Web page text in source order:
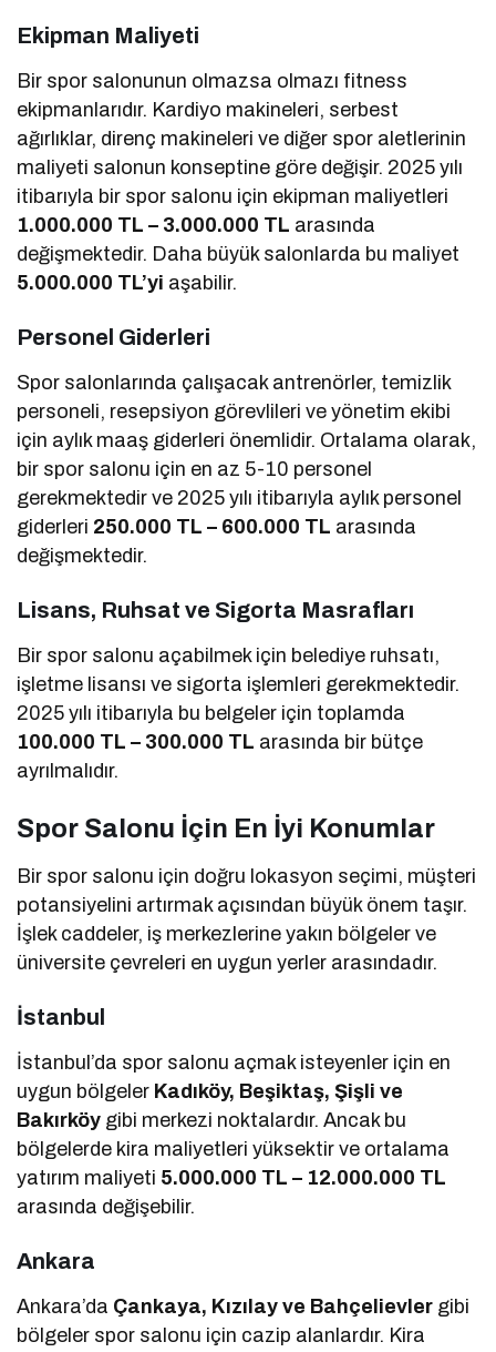
Ekipman Maliyeti
Bir spor salonunun olmazsa olmazı fitness
ekipmanlarıdır. Kardiyo makineleri, serbest
ağırlıklar, direnç makineleri ve diğer spor aletlerinin
maliyeti salonun konseptine göre değişir. 2025 yılı
itibarıyla bir spor salonu için ekipman maliyetleri
1.000.000 TL – 3.000.000 TL arasında
değişmektedir. Daha büyük salonlarda bu maliyet
5.000.000 TL’yi aşabilir.
Personel Giderleri
Spor salonlarında çalışacak antrenörler, temizlik
personeli, resepsiyon görevlileri ve yönetim ekibi
için aylık maaş giderleri önemlidir. Ortalama olarak,
bir spor salonu için en az 5-10 personel
gerekmektedir ve 2025 yılı itibarıyla aylık personel
giderleri 250.000 TL – 600.000 TL arasında
değişmektedir.
Lisans, Ruhsat ve Sigorta Masrafları
Bir spor salonu açabilmek için belediye ruhsatı,
işletme lisansı ve sigorta işlemleri gerekmektedir.
2025 yılı itibarıyla bu belgeler için toplamda
100.000 TL – 300.000 TL arasında bir bütçe
ayrılmalıdır.
Spor Salonu İçin En İyi Konumlar
Bir spor salonu için doğru lokasyon seçimi, müşteri
potansiyelini artırmak açısından büyük önem taşır.
İşlek caddeler, iş merkezlerine yakın bölgeler ve
üniversite çevreleri en uygun yerler arasındadır.
İstanbul
İstanbul’da spor salonu açmak isteyenler için en
uygun bölgeler Kadıköy, Beşiktaş, Şişli ve
Bakırköy gibi merkezi noktalardır. Ancak bu
bölgelerde kira maliyetleri yüksektir ve ortalama
yatırım maliyeti 5.000.000 TL – 12.000.000 TL
arasında değişebilir.
Ankara
Ankara’da Çankaya, Kızılay ve Bahçelievler gibi
bölgeler spor salonu için cazip alanlardır. Kira